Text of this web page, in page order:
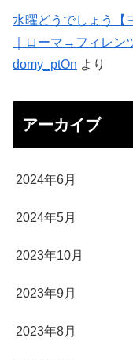
水曜どうでしょう【
｜ローマ→フィレン
domy_ptOn より
アーカイブ
2024年6月
2024年5月
2023年10月
2023年9月
2023年8月